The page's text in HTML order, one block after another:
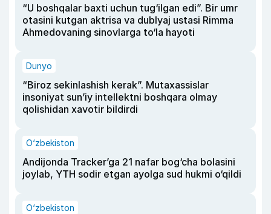
“U boshqalar baxti uchun tug‘ilgan edi”. Bir umr
otasini kutgan aktrisa va dublyaj ustasi Rimma
Ahmedovaning sinovlarga to‘la hayoti
Dunyo
“Biroz sekinlashish kerak”. Mutaxassislar
insoniyat sun’iy intellektni boshqara olmay
qolishidan xavotir bildirdi
O‘zbekiston
Andijonda Tracker’ga 21 nafar bog‘cha bolasini
joylab, YTH sodir etgan ayolga sud hukmi o‘qildi
O‘zbekiston